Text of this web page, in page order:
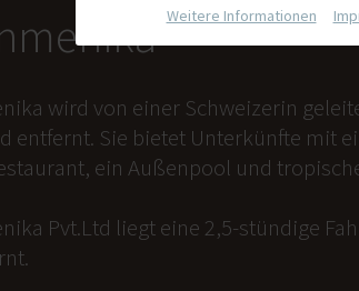
wird von einer Schweizerin
entfernt. Sie bietet Unterkünfte mit
ein Außenpool und
Pvt.Ltd liegt eine 2,5-stündige
Weitere Informationen